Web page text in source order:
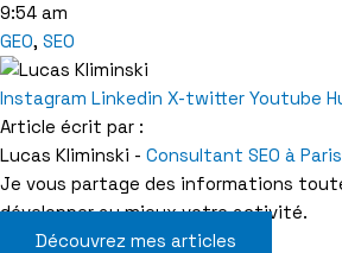
9:54 am
GEO, SEO
Instagram Linkedin X-twitter Youtube
Article écrit par :
Lucas Kliminski - Consultant SEO à Paris
Je vous partage des informations
développer au mieux votre activité.
Découvrez mes articles